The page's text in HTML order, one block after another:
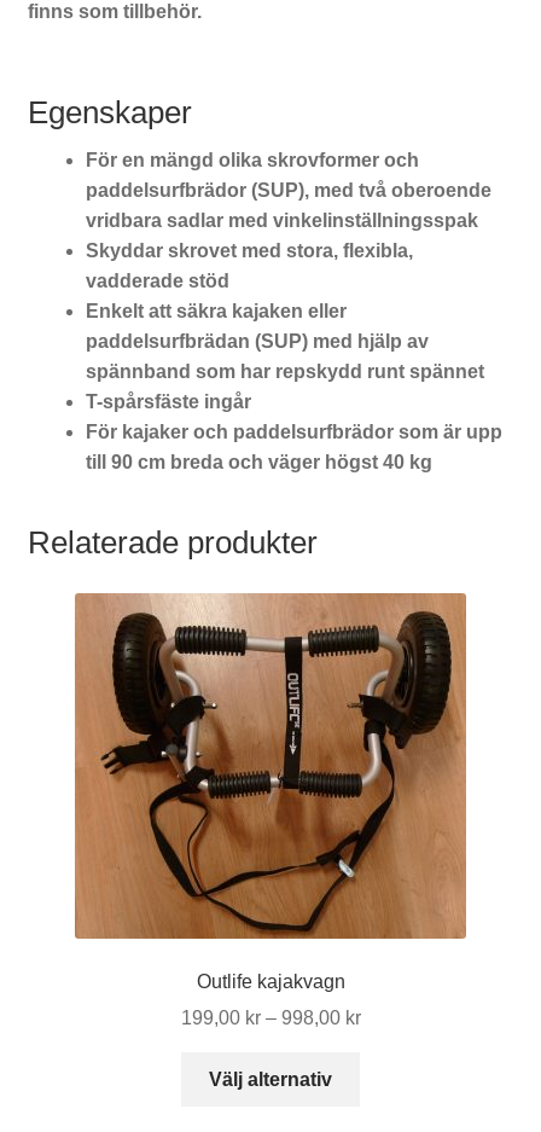
finns som tillbehör.
Egenskaper
För en mängd olika skrovformer och
paddelsurfbrädor (SUP), med två oberoende
vridbara sadlar med vinkelinställningsspak
Skyddar skrovet med stora, flexibla,
vadderade stöd
Enkelt att säkra kajaken eller
paddelsurfbrädan (SUP) med hjälp av
spännband som har repskydd runt spännet
T-spårsfäste ingår
För kajaker och paddelsurfbrädor som är upp
till 90 cm breda och väger högst 40 kg
Relaterade produkter
Outlife kajakvagn
199,00 kr – 998,00 krPrisintervall:
Välj alternativ